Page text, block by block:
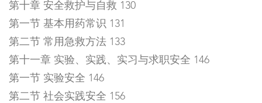
第十章 安全救护与自救 130
第一节 基本用药常识 131
第二节 常用急救方法 133
第十一章 实验、实践、实习与求职安全 146
第一节 实验安全 146
第二节 社会实践安全 156